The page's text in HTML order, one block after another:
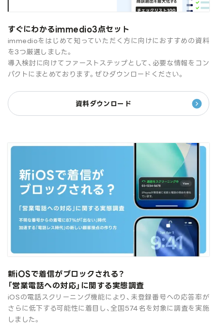
すぐにわかるimmedio3点セット
immedioをはじめて知っていただく方に向けにおすすめの資料
を3つ厳選しました。
導入検討に向けてファーストステップとして、必要な情報をコン
パクトにまとめております。ぜひダウンロードください。
資料ダウンロード
新iOSで着信がブロックされる？
「営業電話への対応」に関する実態調査
iOSの電話スクリーニング機能により、未登録番号への応答率が
さらに低下する可能性に着目し、全国574名を対象に調査を実施
しました。